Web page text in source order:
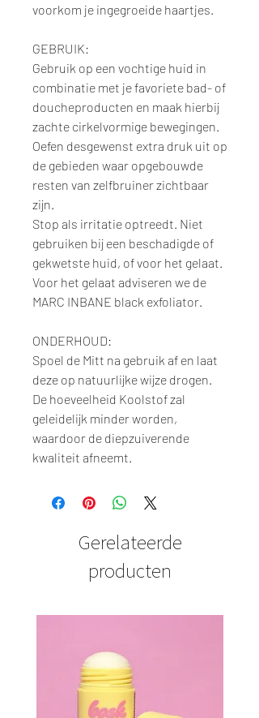
voorkom je ingegroeide haartjes.
GEBRUIK:
Gebruik op een vochtige huid in
combinatie met je favoriete bad- of
doucheproducten en maak hierbij
zachte cirkelvormige bewegingen.
Oefen desgewenst extra druk uit op
de gebieden waar opgebouwde
resten van zelfbruiner zichtbaar
zijn.
Stop als irritatie optreedt. Niet
gebruiken bij een beschadigde of
gekwetste huid, of voor het gelaat.
Voor het gelaat adviseren we de
MARC INBANE black exfoliator.
ONDERHOUD:
Spoel de Mitt na gebruik af en laat
deze op natuurlijke wijze drogen.
De hoeveelheid Koolstof zal
geleidelijk minder worden,
waardoor de diepzuiverende
kwaliteit afneemt.
Gerelateerde
producten